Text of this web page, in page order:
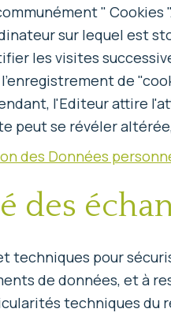
"
sur lequel est
les visites
de
l'Editeur attire
peut se révéler
des Données
des
pour
de données, et à
techniques du